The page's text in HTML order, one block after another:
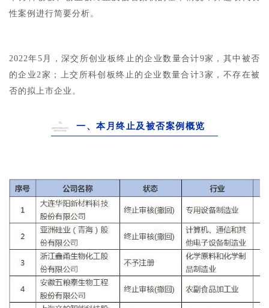
性案例进行简要分析。
2022年5月，深交所创业板终止的企业数量合计9家，其中被否
的企业2家；上交所科创板终止的企业数量合计3家，不存在被
否的拟上市企业。
一、本月终止及被否案例概览